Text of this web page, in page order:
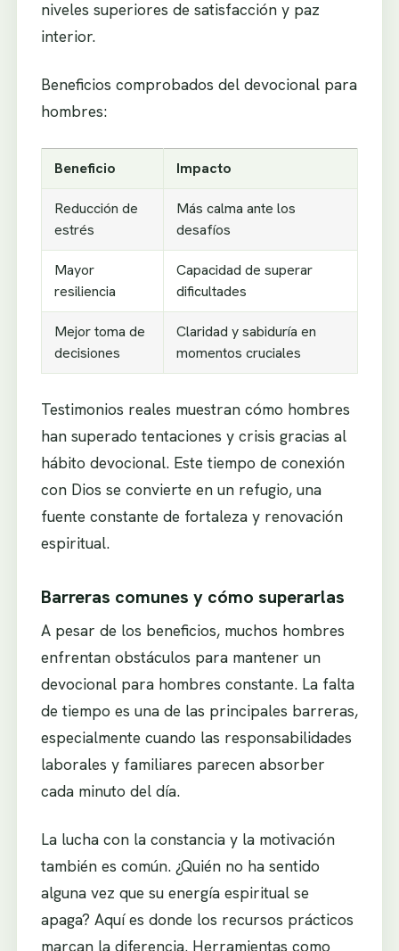
niveles superiores de satisfacción y paz
interior.
Beneficios comprobados del devocional para
hombres:
Beneficio Impacto
Reducción de
estrés
Más calma ante los
desafíos
Mayor
resiliencia
Capacidad de superar
dificultades
Mejor toma de
decisiones
Claridad y sabiduría en
momentos cruciales
Testimonios reales muestran cómo hombres
han superado tentaciones y crisis gracias al
hábito devocional. Este tiempo de conexión
con Dios se convierte en un refugio, una
fuente constante de fortaleza y renovación
espiritual.
Barreras comunes y cómo superarlas
A pesar de los beneficios, muchos hombres
enfrentan obstáculos para mantener un
devocional para hombres constante. La falta
de tiempo es una de las principales barreras,
especialmente cuando las responsabilidades
laborales y familiares parecen absorber
cada minuto del día.
La lucha con la constancia y la motivación
también es común. ¿Quién no ha sentido
alguna vez que su energía espiritual se
apaga? Aquí es donde los recursos prácticos
marcan la diferencia. Herramientas como